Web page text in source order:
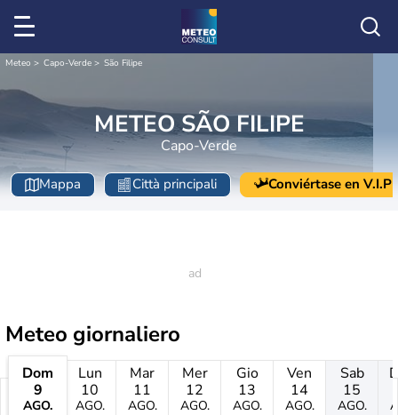
Meteo Capo-Verde São Filipe
METEO SÃO FILIPE
Capo-Verde
Mappa Città principali Conviértase en V.I.P
Meteo giornaliero
Dom
9
AGO.
Lun
10
AGO.
Mar
11
AGO.
Mer
12
AGO.
Gio
13
AGO.
Ven
14
AGO.
Sab
15
AGO.